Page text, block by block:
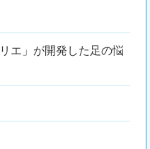
エ」が開発した足の悩